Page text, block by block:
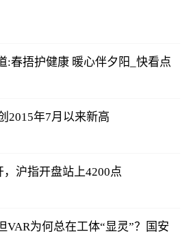
:春捂护健康 暖心伴夕阳_快看点
2015年7月以来新高
沪指开盘站上4200点
VAR为何总在工体“显灵”？国安